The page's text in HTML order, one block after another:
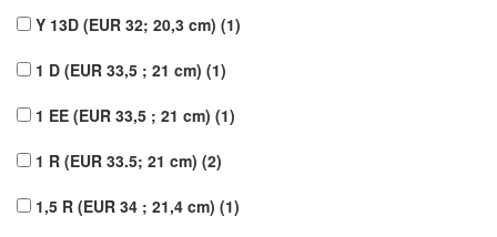
Y 13D (EUR 32; 20,3 cm) (1)
1 D (EUR 33,5 ; 21 cm) (1)
1 EE (EUR 33,5 ; 21 cm) (1)
1 R (EUR 33.5; 21 cm) (2)
1,5 R (EUR 34 ; 21,4 cm) (1)